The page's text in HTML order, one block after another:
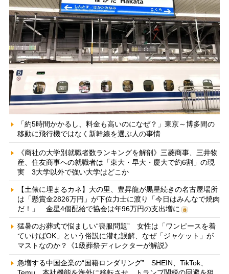
「約5時間かかるし、料金も高いのになぜ？」東京～博多間の
移動に飛行機ではなく新幹線を選ぶ人の事情
《商社の大学別就職者数ランキングを解剖》三菱商事、三井物
産、住友商事への就職者は「東大・早大・慶大で約6割」の現
実 3大学以外で強い大学はどこか
【土俵に埋まるカネ】大の里、豊昇龍が黒星続きの名古屋場所
は「懸賞金2826万円」が下位力士に渡り「今日はみんなで焼肉
だ！」 金星4個配給で協会は年96万円の支出増に
猛暑のお葬式で悩ましい“喪服問題” 女性は「ワンピースを着
ていけばOK」という俗説に潜む誤解、なぜ「ジャケット」が
マストなのか？《1級葬祭ディレクターが解説》
急増する中国企業の“国籍ロンダリング” SHEIN、TikTok、